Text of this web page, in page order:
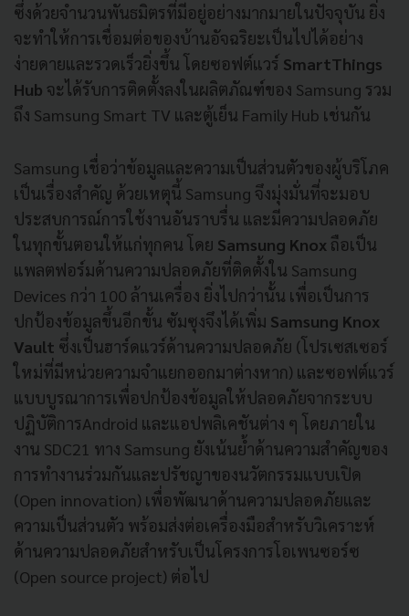
ซึ่งด้วยจำนวนพันธมิตรที่มีอยู่อย่างมากมายในปัจจุบัน ยิ่ง
จะทำให้การเชื่อมต่อของบ้านอัจฉริยะเป็นไปได้อย่าง
ง่ายดายและรวดเร็วยิ่งขึ้น โดยซอฟต์แวร์ SmartThings
Hub จะได้รับการติดตั้งลงในผลิตภัณฑ์ของ Samsung รวม
ถึง Samsung Smart TV และตู้เย็น Family Hub เช่นกัน
Samsung เชื่อว่าข้อมูลและความเป็นส่วนตัวของผู้บริโภค
เป็นเรื่องสำคัญ ด้วยเหตุนี้ Samsung จึงมุ่งมั่นที่จะมอบ
ประสบการณ์การใช้งานอันราบรื่น และมีความปลอดภัย
ในทุกขั้นตอนให้แก่ทุกคน โดย Samsung Knox ถือเป็น
แพลตฟอร์มด้านความปลอดภัยที่ติดตั้งใน Samsung
Devices กว่า 100 ล้านเครื่อง ยิ่งไปกว่านั้น เพื่อเป็นการ
ปกป้องข้อมูลขึ้นอีกขั้น ซัมซุงจึงได้เพิ่ม Samsung Knox
Vault ซึ่งเป็นฮาร์ดแวร์ด้านความปลอดภัย (โปรเซสเซอร์
ใหม่ที่มีหน่วยความจำแยกออกมาต่างหาก) และซอฟต์แวร์
แบบบูรณาการเพื่อปกป้องข้อมูลให้ปลอดภัยจากระบบ
ปฏิบัติการAndroid และแอปพลิเคชันต่าง ๆ โดยภายใน
งาน SDC21 ทาง Samsung ยังเน้นย้ำด้านความสำคัญของ
การทำงานร่วมกันและปรัชญาของนวัตกรรมแบบเปิด
(Open innovation) เพื่อพัฒนาด้านความปลอดภัยและ
ความเป็นส่วนตัว พร้อมส่งต่อเครื่องมือสำหรับวิเคราะห์
ด้านความปลอดภัยสำหรับเป็นโครงการโอเพนซอร์ซ
(Open source project) ต่อไป